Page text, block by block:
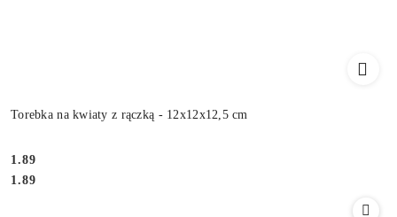
Torebka na kwiaty z rączką - 12x12x12,5 cm
Cena:
1.89
Cena:
1.89